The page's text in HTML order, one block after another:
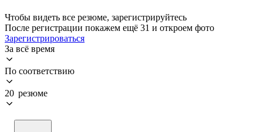
Чтобы видеть все резюме, зарегистрируйтесь
После регистрации покажем ещё 31 и откроем фото
Зарегистрироваться
За всё время
По соответствию
20 резюме